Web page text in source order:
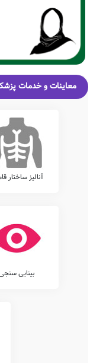
معاینات و خدمات
آنالیز ساختار
بینایی